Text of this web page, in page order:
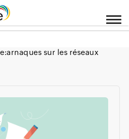
arnaques sur les réseaux